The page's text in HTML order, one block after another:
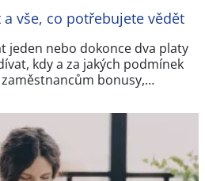
vše, co potřebujete vědět
jeden nebo dokonce dva platy
kdy a za jakých podmínek
bonusy,…